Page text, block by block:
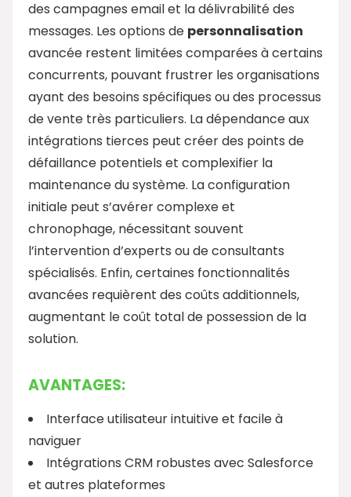
des campagnes email et la délivrabilité des
messages. Les options de personnalisation
avancée restent limitées comparées à certains
concurrents, pouvant frustrer les organisations
ayant des besoins spécifiques ou des processus
de vente très particuliers. La dépendance aux
intégrations tierces peut créer des points de
défaillance potentiels et complexifier la
maintenance du système. La configuration
initiale peut s’avérer complexe et
chronophage, nécessitant souvent
l’intervention d’experts ou de consultants
spécialisés. Enfin, certaines fonctionnalités
avancées requièrent des coûts additionnels,
augmentant le coût total de possession de la
solution.
AVANTAGES:
Interface utilisateur intuitive et facile à
naviguer
Intégrations CRM robustes avec Salesforce
et autres plateformes